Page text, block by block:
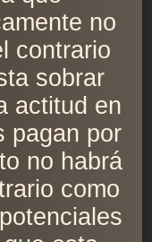
no
contrario
sobrar
actitud en
pagan por
no habrá
como